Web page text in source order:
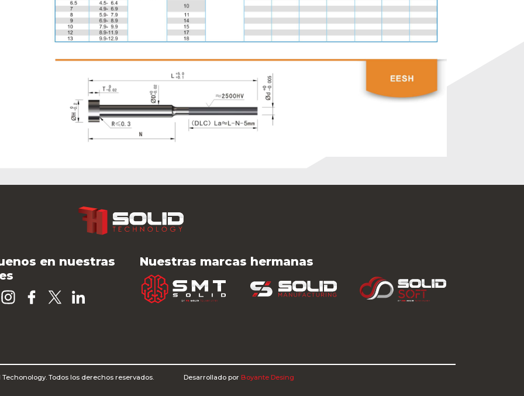
en nuestras
Nuestras marcas hermanas
Techonology. Todos los derechos reservados. Desarrollado por Boyante Desing